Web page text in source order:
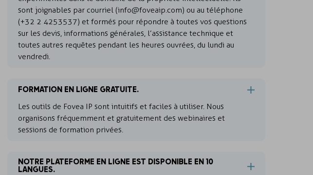
sont joignables par courriel (info@foveaip.com) ou au téléphone
(+32 2 4253537) et formés pour répondre à toutes vos questions
sur les devis, informations générales, l’assistance technique et
toutes autres requêtes pendant les heures ouvrées, du lundi au
vendredi.
FORMATION EN LIGNE GRATUITE.
Les outils de Fovea IP sont intuitifs et faciles à utiliser. Nous
organisons fréquemment et gratuitement des webinaires et
sessions de formation privées.
NOTRE PLATEFORME EN LIGNE EST DISPONIBLE EN 10
LANGUES.